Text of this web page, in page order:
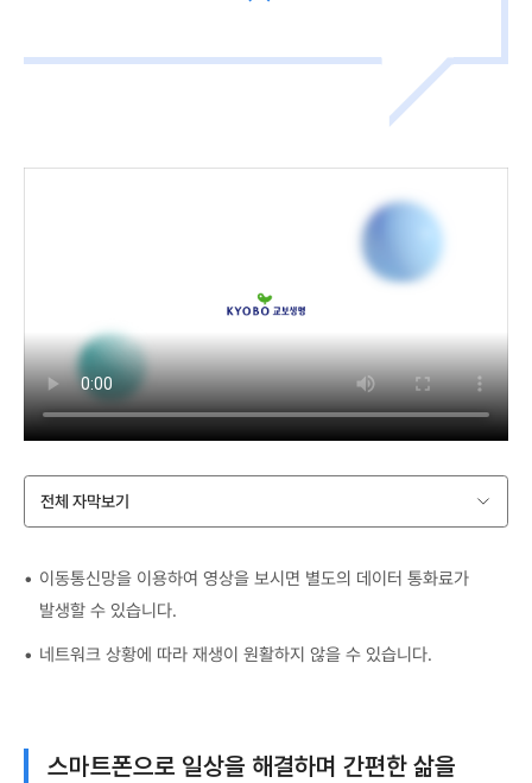
전체 자막보기
이동통신망을 이용하여 영상을 보시면 별도의 데이터 통화료가
발생할 수 있습니다.
네트워크 상황에 따라 재생이 원활하지 않을 수 있습니다.
스마트폰으로 일상을 해결하며 간편한 삶을